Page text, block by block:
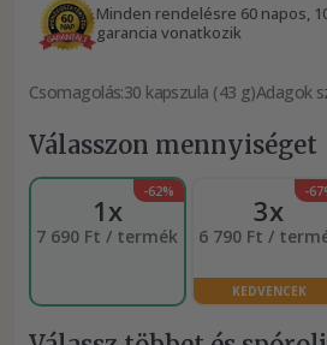
Minden rendelésre 60 napos,
garancia vonatkozik
Csomagolás:30 kapszula (43 g)Adagok
Válasszon mennyiséget
-62%
1x
7 690 Ft / termék
-
3x
6 790 Ft /
KEDVENCEK